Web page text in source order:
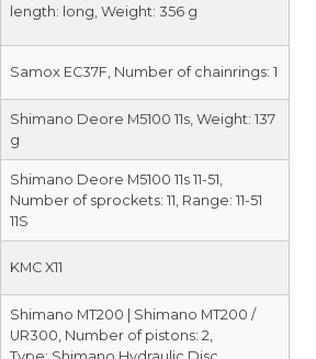
length: long, Weight: 356 g
Samox EC37F, Number of chainrings: 1
Shimano Deore M5100 11s, Weight: 137
g
Shimano Deore M5100 11s 11-51,
Number of sprockets: 11, Range: 11-51
11S
KMC X11
Shimano MT200 | Shimano MT200 /
UR300​, Number of pistons: 2,